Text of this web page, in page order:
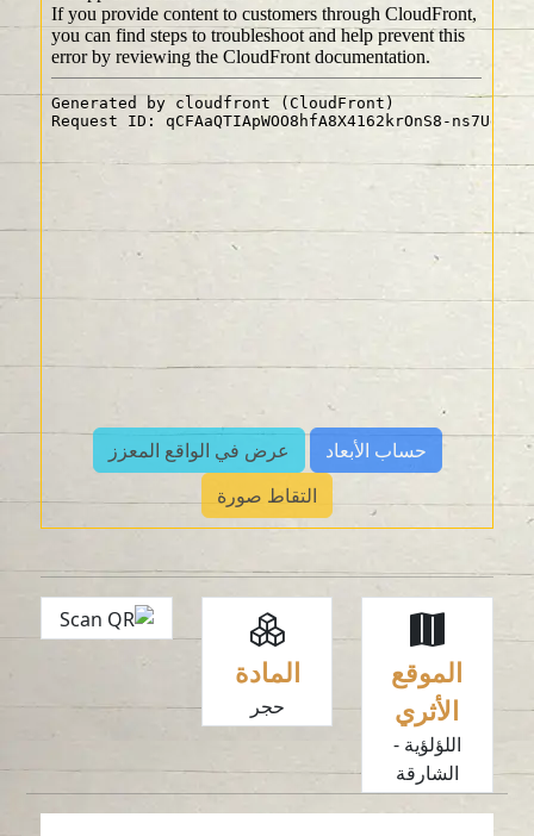
حساب الأبعاد
عرض في الواقع المعزز
التقاط صورة
الموقع
الأثري
اللؤلؤية -
الشارقة
المادة
حجر